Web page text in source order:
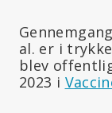
al. er i
blev
2023 i